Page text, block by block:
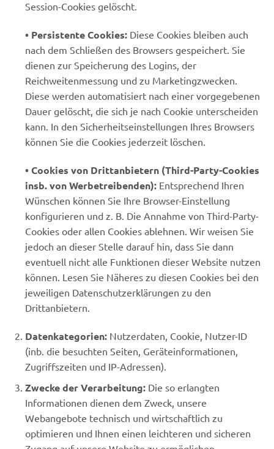
Session-Cookies gelöscht.
• Persistente Cookies:Diese Cookies bleiben auch
nach dem Schließen des Browsers gespeichert. Sie
dienen zur Speicherung des Logins, der
Reichweitenmessung und zu Marketingzwecken.
Diese werden automatisiert nach einer vorgegebenen
Dauer gelöscht, die sich je nach Cookie unterscheiden
kann. In den Sicherheitseinstellungen Ihres Browsers
können Sie die Cookies jederzeit löschen.
• Cookies von Drittanbietern (Third-Party-Cookies
insb. von Werbetreibenden):Entsprechend Ihren
Wünschen können Sie Ihre Browser-Einstellung
konfigurieren und z. B. Die Annahme von Third-Party-
Cookies oder allen Cookies ablehnen. Wir weisen Sie
jedoch an dieser Stelle darauf hin, dass Sie dann
eventuell nicht alle Funktionen dieser Website nutzen
können. Lesen Sie Näheres zu diesen Cookies bei den
jeweiligen Datenschutzerklärungen zu den
Drittanbietern.
Datenkategorien:Nutzerdaten, Cookie, Nutzer-ID
(inb. die besuchten Seiten, Geräteinformationen,
Zugriffszeiten und IP-Adressen).
Zwecke der Verarbeitung:Die so erlangten
Informationen dienen dem Zweck, unsere
Webangebote technisch und wirtschaftlich zu
optimieren und Ihnen einen leichteren und sicheren